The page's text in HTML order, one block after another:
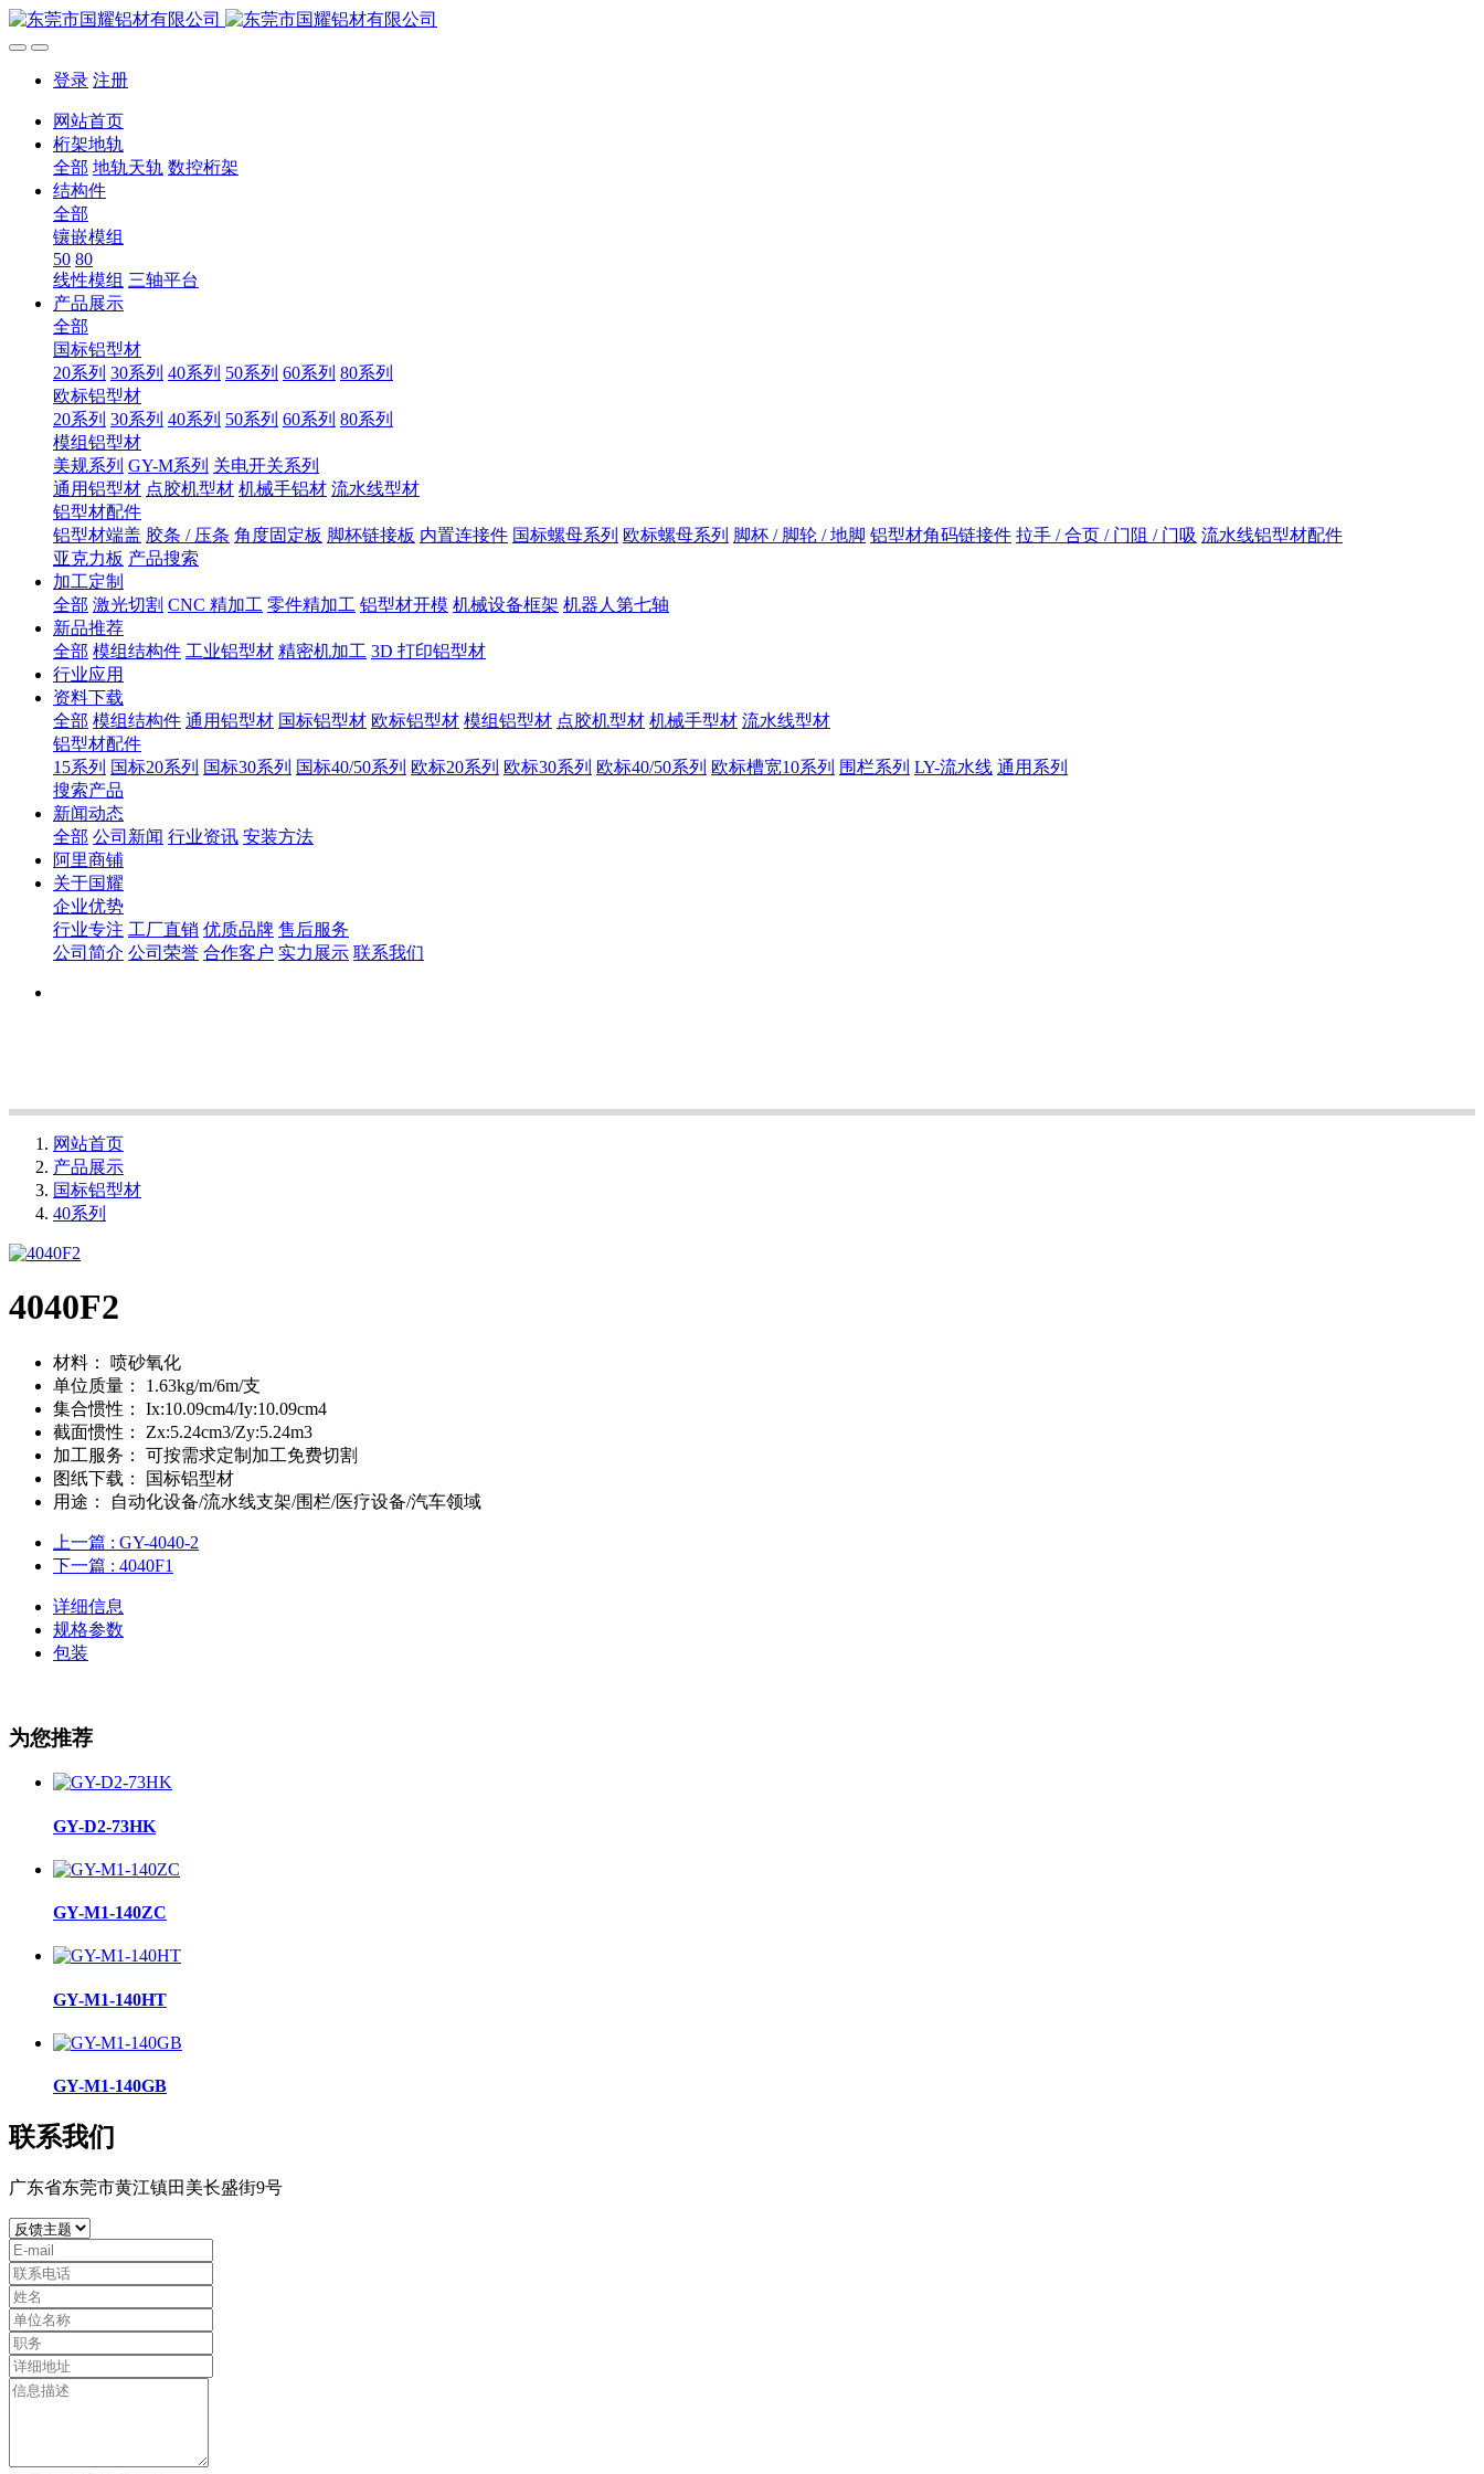
登录 注册
网站首页
桁架地轨
全部 地轨天轨 数控桁架
结构件
全部
镶嵌模组
50 80
线性模组 三轴平台
产品展示
全部
国标铝型材
20系列 30系列 40系列 50系列 60系列 80系列
欧标铝型材
20系列 30系列 40系列 50系列 60系列 80系列
模组铝型材
美规系列 GY-M系列 关电开关系列
通用铝型材 点胶机型材 机械手铝材 流水线型材
铝型材配件
铝型材端盖 胶条 / 压条 角度固定板 脚杯链接板 内置连接件 国标螺母系列 欧标螺母系列 脚杯 / 脚轮 / 地脚 铝型材角码链接件 拉手 / 合页 / 门阻 / 门吸 流水线铝型材配件
亚克力板 产品搜索
加工定制
全部 激光切割 CNC 精加工 零件精加工 铝型材开模 机械设备框架 机器人第七轴
新品推荐
全部 模组结构件 工业铝型材 精密机加工 3D 打印铝型材
行业应用
资料下载
全部 模组结构件 通用铝型材 国标铝型材 欧标铝型材 模组铝型材 点胶机型材 机械手型材 流水线型材
铝型材配件
15系列 国标20系列 国标30系列 国标40/50系列 欧标20系列 欧标30系列 欧标40/50系列 欧标槽宽10系列 围栏系列 LY-流水线 通用系列
搜索产品
新闻动态
全部 公司新闻 行业资讯 安装方法
阿里商铺
关于国耀
企业优势
行业专注 工厂直销 优质品牌 售后服务
公司简介 公司荣誉 合作客户 实力展示 联系我们
网站首页
产品展示
国标铝型材
40系列
4040F2
材料：
喷砂氧化
单位质量：
1.63kg/m/6m/支
集合惯性：
Ix:10.09cm4/Iy:10.09cm4
截面惯性：
Zx:5.24cm3/Zy:5.24m3
加工服务：
可按需求定制加工免费切割
图纸下载：
国标铝型材
用途：
自动化设备/流水线支架/围栏/医疗设备/汽车领域
上一篇 : GY-4040-2
下一篇 : 4040F1
详细信息
规格参数
包装
为您推荐
GY-D2-73HK
GY-M1-140ZC
GY-M1-140HT
GY-M1-140GB
联系我们
广东省东莞市黄江镇田美长盛街9号